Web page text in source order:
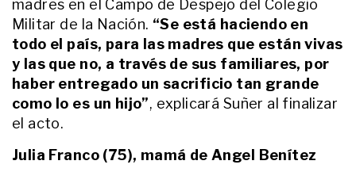
madres en el Campo de Despejo del Colegio
Militar de la Nación. “Se está haciendo en
todo el país, para las madres que están vivas
y las que no, a través de sus familiares, por
haber entregado un sacrificio tan grande
como lo es un hijo”, explicará Suñer al finalizar
el acto.
Julia Franco (75), mamá de Angel Benítez
ya no estés"
ACTUALIDAD
“Una semana sin mi doctorcita”: el
desgarrador mensaje del papá de
la médica atropellada por un
colectivo en Villa Devoto
de la rigidez de los Blaquier al